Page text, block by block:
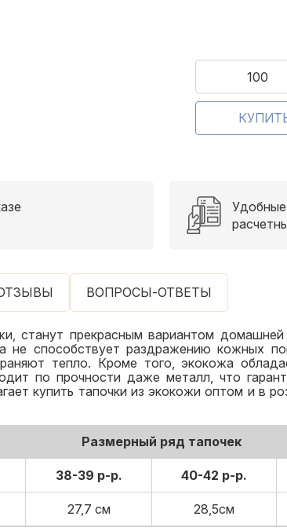
Удобные
ВОПРОСЫ-ОТВЕТЫ
станут прекрасным вариантом
не способствует раздражению кожных
тепло. Кроме того, экокожа
по прочности даже металл, что
купить тапочки из экокожи оптом и в
Размерный ряд тапочек
38-39 р-р. 40-42 р-р.
27,7 см 28,5см